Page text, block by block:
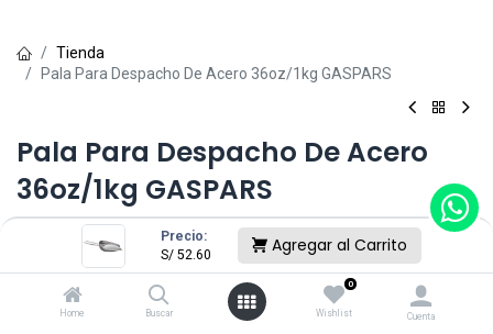
Precio:
S/ 52.60 Agregar al Carrito
Home Buscar
0
Wishlist Cuenta
Tienda
Pala Para Despacho De Acero 36oz/1kg GASPARS
Pala Para Despacho De Acero
36oz/1kg GASPARS
(0 reseña)
52.60